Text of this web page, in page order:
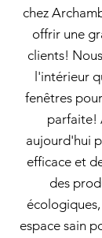
chez
offrir une
clients!
l'intérieur
fenêtres
parfaite!
aujourd'hui
efficace et
des
espace sain